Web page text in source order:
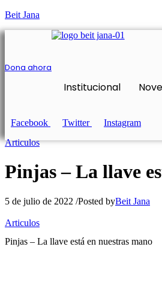
Beit Jana
Dona ahora
Institucional
Facebook Twitter
Instagram
Articulos
Pinjas – La llave
5 de julio de 2022 /Posted byBeit Jana
Articulos
Pinjas – La llave está en nuestras mano